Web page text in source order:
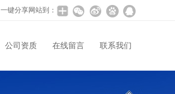
一键分享网站到：
公司资质 在线留言 联系我们